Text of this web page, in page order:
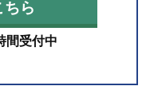
ちら
間受付中